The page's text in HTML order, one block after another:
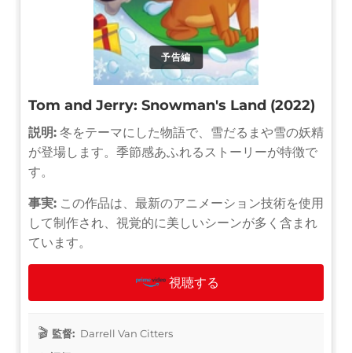
予告編
Tom and Jerry: Snowman's Land (2022)
説明: 冬をテーマにした物語で、雪だるまや雪の妖精
が登場します。季節感あふれるストーリーが特徴で
す。
事実: この作品は、最新のアニメーション技術を使用
して制作され、視覚的に美しいシーンが多く含まれ
ています。
視聴する
監督: Darrell Van Citters